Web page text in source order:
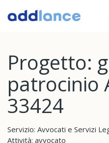
Progetto:
patrocinio
33424
Servizio: Avvocati e Servizi
Attività: avvocato